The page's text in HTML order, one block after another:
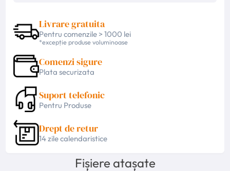
Livrare gratuita
Pentru comenzile > 1000 lei
*excepție produse voluminoase
Comenzi sigure
Plata securizata
Suport telefonic
Pentru Produse
Drept de retur
14 zile calendaristice
Fișiere atașate